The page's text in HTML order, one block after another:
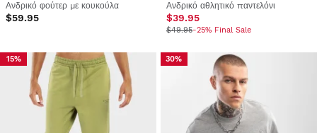
Ανδρικό φούτερ με κουκούλα
$59.95
Ανδρικό αθλητικό παντελόνι
$39.95
$49.95-25% Final Sale
15% 30%